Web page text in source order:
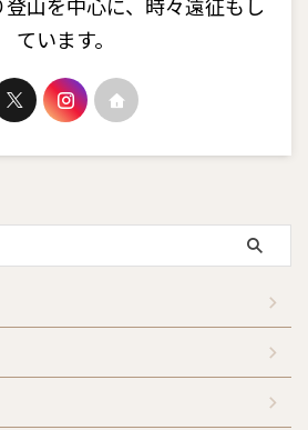
ています。